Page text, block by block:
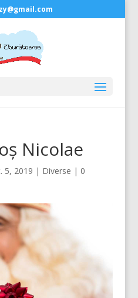
Nicolae
5, 2019 | Diverse | 0